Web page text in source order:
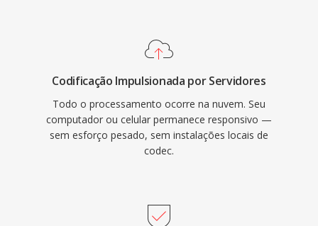
Codificação Impulsionada por Servidores
Todo o processamento ocorre na nuvem. Seu
computador ou celular permanece responsivo —
sem esforço pesado, sem instalações locais de
codec.